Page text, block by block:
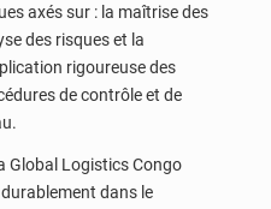
axés sur : la maîtrise des
des risques et la
rigoureuse des
de contrôle et de
Global Logistics Congo
dans le